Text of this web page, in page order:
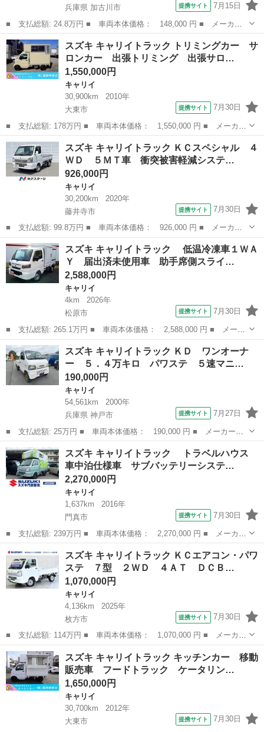
兵庫県 加古川市
提携サイト 7月15日
■ 支払総額: 24.8万円 ■ 車両本体価格： 148,000 円 ■ メーカー
名： スズキ ■ 車種名： キャリイトラック ■ グレード名： Ｋ
Ｃ ■ 排気量： 660cc ■ ドア枚数： 2D ■ ミッション： MT...
兵庫 加古川市 キャリイ
スズキ キャリイトラック トリミングカー サ
ロンカー 出張トリミング 出張サロ…
1,550,000円
キャリイ
30,900km
2010年
大東市
提携サイト 7月30日
■ 支払総額: 178万円 ■ 車両本体価格： 1,550,000 円 ■ メーカー
名： スズキ ■ 車種名： キャリイトラック ■ グレード名： ト
リミングカー サロンカー 出張トリミング 出張サロン 出張ペッ
トサロンカ...
大阪 大東市 キャリイ
スズキ キャリイトラック ＫＣスペシャル ４
ＷＤ ５ＭＴ車 衝突被害軽減システ…
926,000円
キャリイ
30,200km
2020年
藤井寺市
提携サイト 7月30日
■ 支払総額: 99.8万円 ■ 車両本体価格： 926,000 円 ■ メーカー
名： スズキ ■ 車種名： キャリイトラック ■ グレード名： Ｋ
Ｃスペシャル ４ＷＤ ５ＭＴ車 衝突被害軽減システム 禁煙車
車線逸脱警報...
大阪 藤井寺市 キャリイ
スズキ キャリイトラック 低温冷凍車１ＷＡ
Ｙ 届出済未使用車 助手席側スライ…
2,588,000円
キャリイ
4km
2026年
松原市
提携サイト 7月30日
■ 支払総額: 265.1万円 ■ 車両本体価格： 2,588,000 円 ■ メーカ
ー名： スズキ ■ 車種名： キャリイトラック ■ グレード
名： 低温冷凍車１ＷＡＹ 届出済未使用車 助手席側スライドド
ア －２０℃冷...
大阪 松原市 キャリイ
スズキ キャリイトラック ＫＤ ワンオーナ
ー ５．４万キロ パワステ ５速マニ…
190,000円
キャリイ
54,561km
2000年
兵庫県 神戸市
提携サイト 7月27日
■ 支払総額: 25万円 ■ 車両本体価格： 190,000 円 ■ メーカー
名： スズキ ■ 車種名： キャリイトラック ■ グレード名： Ｋ
Ｄ ワンオーナー ５．４万キロ パワステ ５速マニュアル 法定
整備付き 車検整...
兵庫 神戸市 キャリイ
スズキ キャリイトラック トラベルハウス
車中泊仕様車 サブバッテリーシステ…
2,270,000円
キャリイ
1,637km
2016年
門真市
提携サイト 7月30日
■ 支払総額: 239万円 ■ 車両本体価格： 2,270,000 円 ■ メーカー
名： スズキ ■ 車種名： キャリイトラック ■ グレード名：
トラベルハウス 車中泊仕様車 サブバッテリーシステム 走行充電
器 ２００...
大阪 キャリイ
スズキ キャリイトラック ＫＣエアコン・パワ
ステ ７型 ２ＷＤ ４ＡＴ ＤＣＢ…
1,070,000円
キャリイ
4,136km
2025年
枚方市
提携サイト 7月30日
■ 支払総額: 114万円 ■ 車両本体価格： 1,070,000 円 ■ メーカー
名： スズキ ■ 車種名： キャリイトラック ■ グレード名： Ｋ
Ｃエアコン・パワステ ７型 ２ＷＤ ４ＡＴ ＤＣＢＳ ４ＡＴ
衝突被害軽...
大阪 枚方市 キャリイ
スズキ キャリイトラック キッチンカー 移動
販売車 フードトラック ケータリン…
1,650,000円
キャリイ
30,700km
2012年
大東市
提携サイト 7月30日